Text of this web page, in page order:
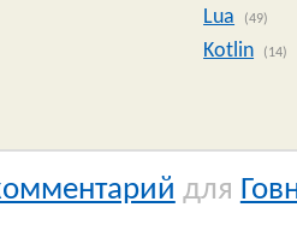
Lua
(49)
Kotlin (14)
для